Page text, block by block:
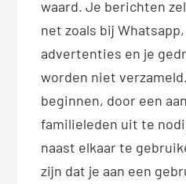
waard. Je berichten
net zoals bij
advertenties en je
worden niet
beginnen, door een
familieleden uit te
naast elkaar te
zijn dat je aan een